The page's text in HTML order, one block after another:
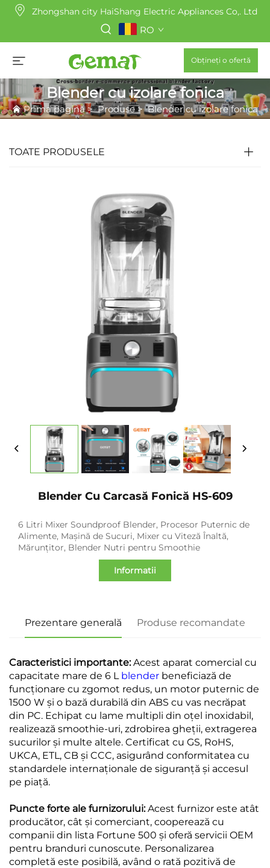
Zhongshan city HaiShang Electric Appliances Co,. Ltd
RO
Obțineți o ofertă
Blender cu izolare fonica
Prima pagină>Produse>Blender cu izolare fonica
TOATE PRODUSELE
Blender Cu Carcasă Fonică HS-609
6 Litri Mixer Soundproof Blender, Procesor Puternic de
Alimente, Mașină de Sucuri, Mixer cu Viteză Înaltă,
Mărunțitor, Blender Nutri pentru Smoothie
Informatii
Prezentare generală Produse recomandate
Caracteristici importante:Acest aparat comercial cu
capacitate mare de 6 L blender beneficiază de
funcționare cu zgomot redus, un motor puternic de
1500 W și o bază durabilă din ABS cu vas necrăpat
din PC. Echipat cu lame multipli din oțel inoxidabil,
realizează smoothie-uri, zdrobirea gheții, extragerea
sucurilor și multe altele. Certificat cu GS, RoHS,
UKCA, ETL, CB și CCC, asigurând conformitatea cu
standardele internaționale de siguranță și accesul
pe piață.
Puncte forte ale furnizorului:Acest furnizor este atât
producător, cât și comerciant, cooperează cu
companii din lista Fortune 500 și oferă servicii OEM
pentru branduri cunoscute. Personalizarea
completă este posibilă, având o rată pozitivă de